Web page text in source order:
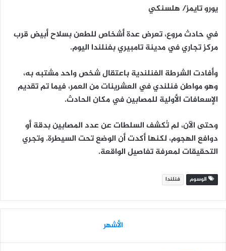
يورو تايمز/ هلسنكي
في حادث مروع، تعرض عدة أشخاص للطعن بسلاح أبيض قرب
مركز تجاري في مدينة تامبيري بفنلندا اليوم.
وأفادت الشرطة الفنلندية باعتقال شخص واحد مشتبه به،
وهو مواطن فنلندي في العشرينات من العمر، فيما تم تقديم
الإسعافات الأولية للمصابين في مكان الحادث.
وحتى الآن، لم تُكشف السلطات عن عدد المصابين بدقة أو
دوافع الهجوم، لكنها أكدت أن الوضع تحت السيطرة. وتجري
التحقيقات لمعرفة تفاصيل الواقعة.
الوسوم فنلندا
الأشهر